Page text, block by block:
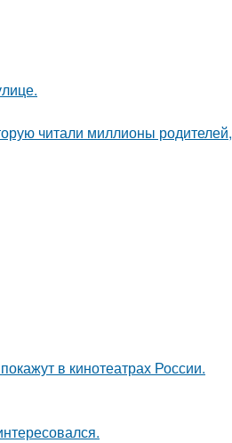
читали миллионы родителей,
в кинотеатрах России.